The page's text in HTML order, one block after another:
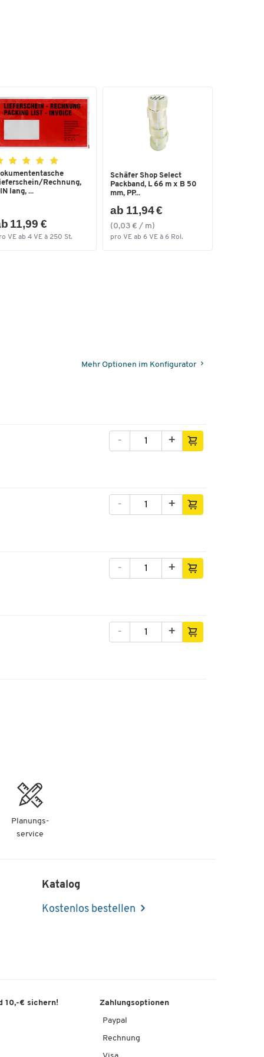
Rechnung,
lang, ...
11,99 €
VE ab 4 VE à 250 St.
Schäfer Shop Select
Packband, L 66 m x B 50
mm, PP...
ab 11,94 €
(0,03 € / m)
pro VE ab 6 VE à 6 Rol.
Mehr Optionen im Konfigurator
+
-
+
-
+
-
+
-
Planungs-
service
Katalog
Kostenlos bestellen
10,-€ sichern! Zahlungsoptionen
Paypal
Rechnung